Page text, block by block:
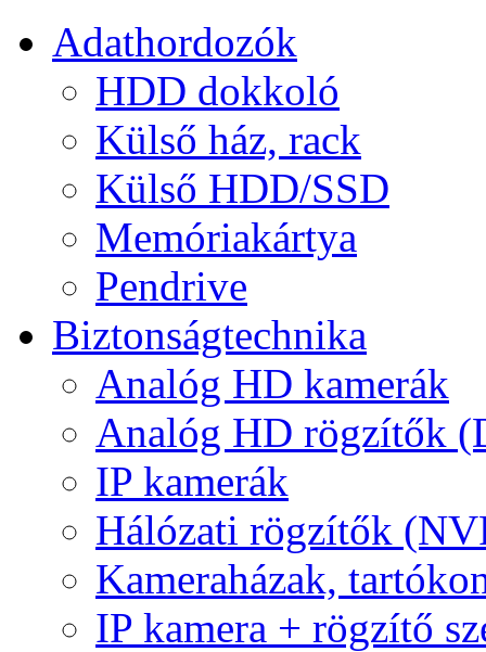
Adathordozók
HDD dokkoló
Külső ház, rack
Külső HDD/SSD
Memóriakártya
Pendrive
Biztonságtechnika
Analóg HD kamerák
Analóg HD rögzítők
IP kamerák
Hálózati rögzítők
Kameraházak,
IP kamera + rögzítő